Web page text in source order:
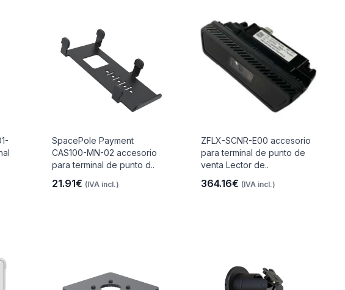
SpacePole Payment
CAS100-MN-02 accesorio
para terminal de punto d..
21.91€ (IVA incl.)
ZFLX-SCNR-E00 accesorio
para terminal de punto de
venta Lector de..
364.16€ (IVA incl.)